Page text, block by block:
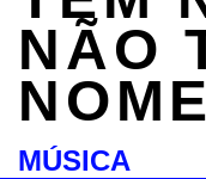
NÃO
NOME
MÚSICA